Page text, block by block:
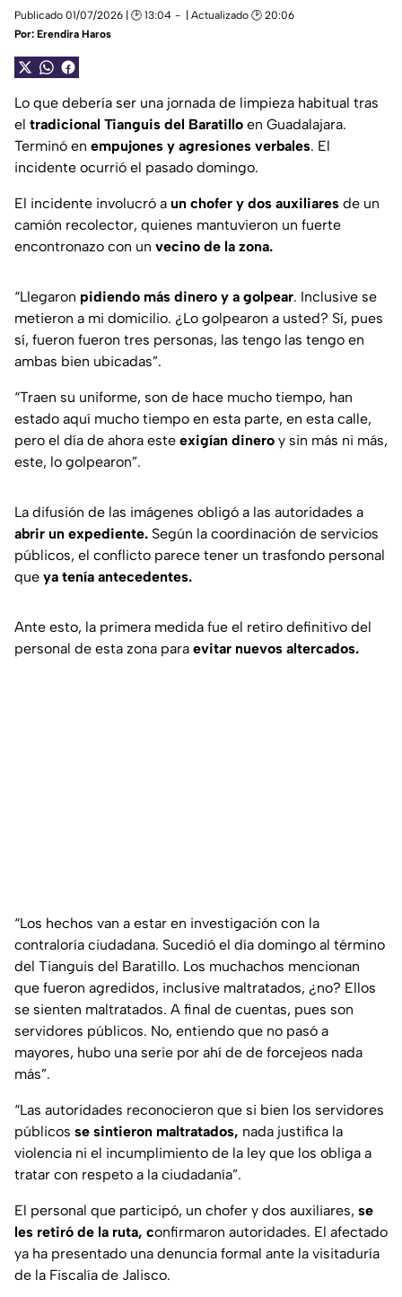
Publicado 01/07/2026 | 🕑 13:04
| Actualizado 🕑 20:06
Por: Erendira Haros
Lo que debería ser una jornada de limpieza habitual tras
el tradicional Tianguis del Baratillo en Guadalajara.
Terminó en empujones y agresiones verbales. El
incidente ocurrió el pasado domingo.
El incidente involucró a un chofer y dos auxiliares de un
camión recolector, quienes mantuvieron un fuerte
encontronazo con un vecino de la zona.
“Llegaron pidiendo más dinero y a golpear. Inclusive se
metieron a mi domicilio. ¿Lo golpearon a usted? Sí, pues
sí, fueron fueron tres personas, las tengo las tengo en
ambas bien ubicadas”.
“Traen su uniforme, son de hace mucho tiempo, han
estado aquí mucho tiempo en esta parte, en esta calle,
pero el día de ahora este exigían dinero y sin más ni más,
este, lo golpearon”.
La difusión de las imágenes obligó a las autoridades a
abrir un expediente. Según la coordinación de servicios
públicos, el conflicto parece tener un trasfondo personal
que ya tenía antecedentes.
Ante esto, la primera medida fue el retiro definitivo del
personal de esta zona para evitar nuevos altercados.
“Los hechos van a estar en investigación con la
contraloría ciudadana. Sucedió el día domingo al término
del Tianguis del Baratillo. Los muchachos mencionan
que fueron agredidos, inclusive maltratados, ¿no? Ellos
se sienten maltratados. A final de cuentas, pues son
servidores públicos. No, entiendo que no pasó a
mayores, hubo una serie por ahí de de forcejeos nada
más”.
“Las autoridades reconocieron que si bien los servidores
públicos se sintieron maltratados, nada justifica la
violencia ni el incumplimiento de la ley que los obliga a
tratar con respeto a la ciudadanía”.
El personal que participó, un chofer y dos auxiliares, se
les retiró de la ruta, confirmaron autoridades. El afectado
ya ha presentado una denuncia formal ante la visitaduría
de la Fiscalía de Jalisco.